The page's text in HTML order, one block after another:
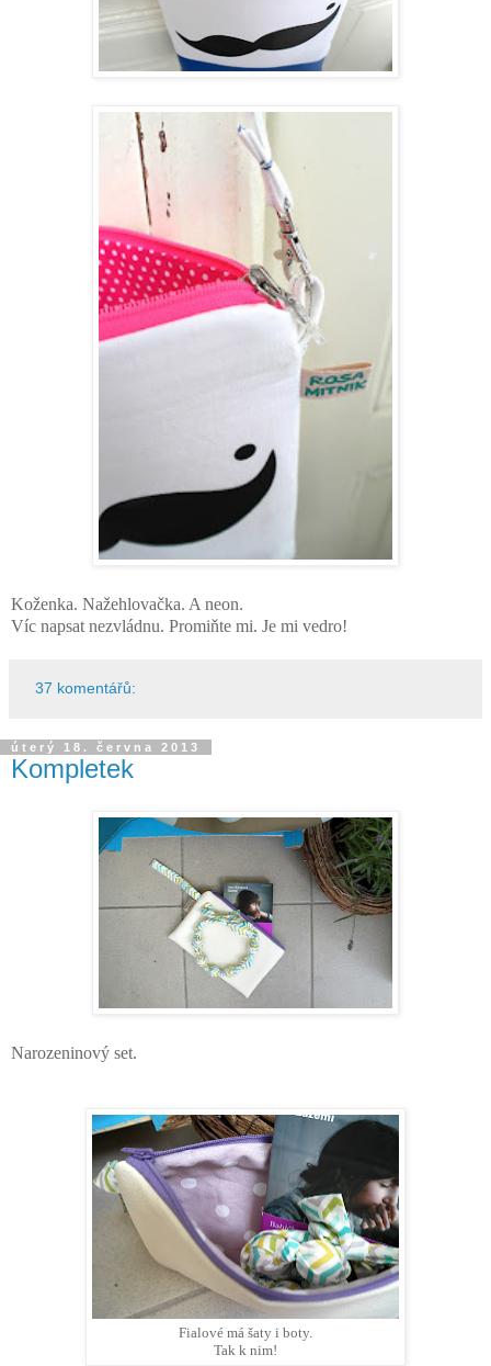
Koženka. Nažehlovačka. A neon.
Víc napsat nezvládnu. Promiňte mi. Je mi vedro!
37 komentářů:
úterý 18. června 2013
Kompletek
Narozeninový set.
Fialové má šaty i boty.
Tak k nim!